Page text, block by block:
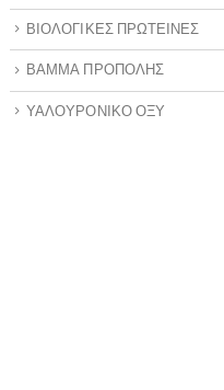
ΒΙΟΛΟΓΙΚΕΣ ΠΡΩΤΕΙΝΕΣ
ΒΑΜΜΑ ΠΡΟΠΟΛΗΣ
ΥΑΛΟΥΡΟΝΙΚΟ ΟΞΥ